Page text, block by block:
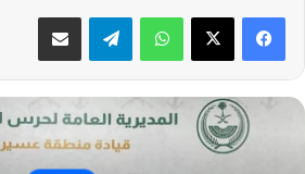
واتسابتيلقرام مشاركة عبر البريد